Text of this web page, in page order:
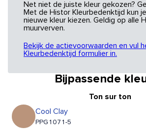
Net niet de juiste kleur gekozen?
Met de Histor Kleurbedenktijd kun
nieuwe kleur kiezen. Geldig op alle
muurverven.
Bekijk de actievoorwaarden en vul
Kleurbedenktijd formulier in.
Bijpassende
Ton sur ton
Cool Clay
PPG1071-5